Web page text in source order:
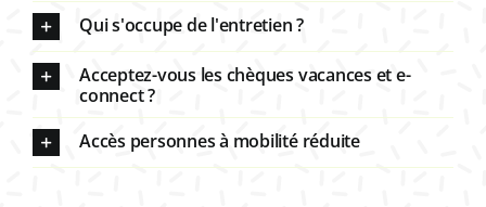
Qui s'occupe de l'entretien ?
Acceptez-vous les chèques vacances et e-
connect ?
Accès personnes à mobilité réduite